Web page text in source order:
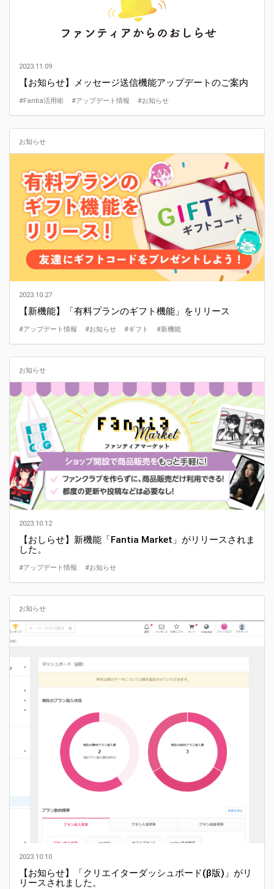
2023.11.09
【お知らせ】メッセージ送信機能アップデートのご案内
#Fantia活用術 #アップデート情報 #お知らせ
お知らせ
2023.10.27
【新機能】「有料プランのギフト機能」をリリース
#アップデート情報 #お知らせ #ギフト #新機能
お知らせ
2023.10.12
【おしらせ】新機能「Fantia Market」がリリースされま
した。
#アップデート情報 #お知らせ
お知らせ
2023.10.10
【お知らせ】「クリエイターダッシュボード(β版)」がリ
リースされました。